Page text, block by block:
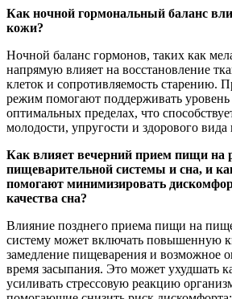
Как ночной гормональный баланс
кожи?
Ночной баланс гормонов, таких как
напрямую влияет на восстановление
клеток и сопротивляемость старению.
режим помогают поддерживать уровень
оптимальных пределах, что
молодости, упругости и здорового вида
Как влияет вечерний прием пищи на
пищеварительной системы и сна, и
помогают минимизировать
качества сна?
Влияние позднего приема пищи на
систему может включать повышенную
замедление пищеварения и возможное
время засыпания. Это может ухудшать
усиливать стрессовую реакцию